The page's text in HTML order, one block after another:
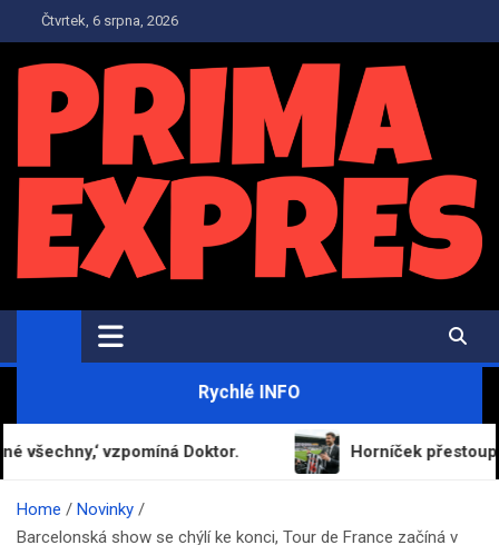
to
content
Čtvrtek, 6 srpna, 2026
PrimaExpres.cz
Informační magazín a novinky
Rychlé INFO
vzpomíná Doktor. Horníček přestoupil do
Home
Novinky
Barcelonská show se chýlí ke konci, Tour de France začíná v